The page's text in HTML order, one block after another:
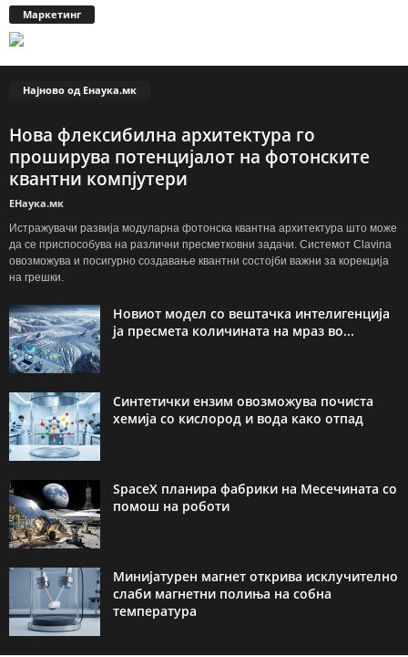
Маркетинг
Најново од Енаука.мк
Нова флексибилна архитектура го
проширува потенцијалот на фотонските
квантни компјутери
ЕНаука.мк
Истражувачи развија модуларна фотонска квантна архитектура што може
да се приспособува на различни пресметковни задачи. Системот Clavina
овозможува и посигурно создавање квантни состојби важни за корекција
на грешки.
Новиот модел со вештачка интелигенција
ја пресмета количината на мраз во...
Синтетички ензим овозможува почиста
хемија со кислород и вода како отпад
SpaceX планира фабрики на Месечината со
помош на роботи
Минијатурен магнет открива исклучително
слаби магнетни полиња на собна
температура